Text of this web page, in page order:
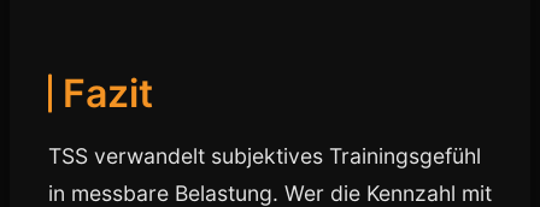
Fazit
TSS verwandelt subjektives Trainingsgefühl
in messbare Belastung. Wer die Kennzahl mit